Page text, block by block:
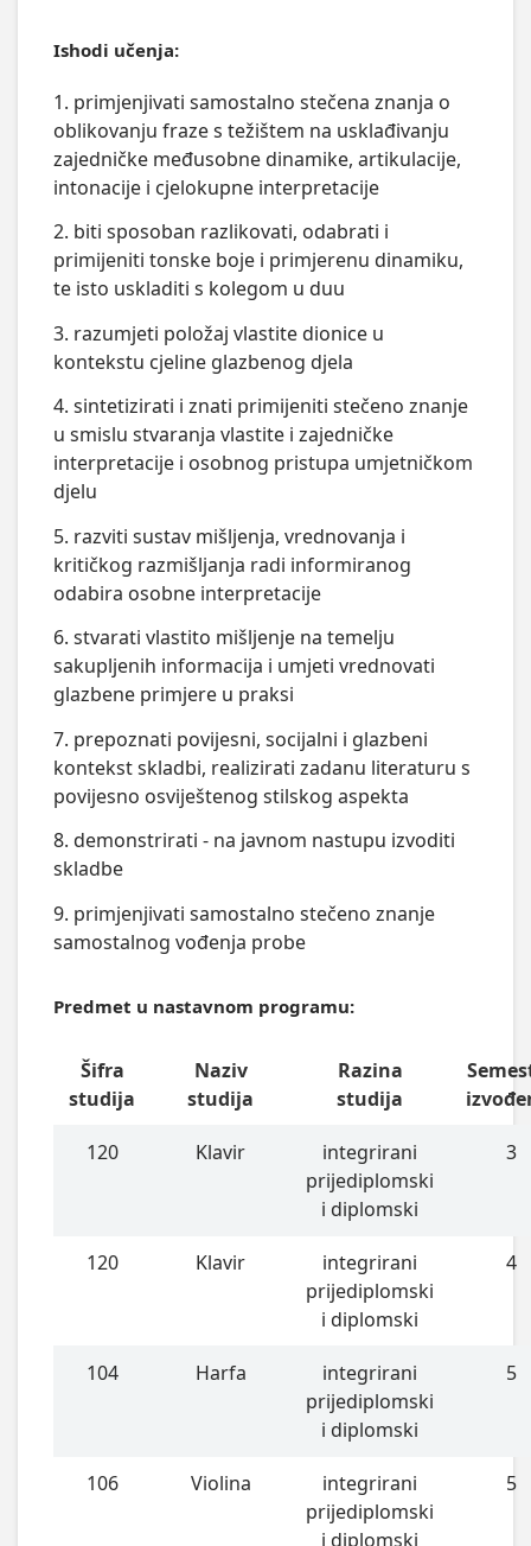
Ishodi učenja:
1. primjenjivati samostalno stečena znanja o
oblikovanju fraze s težištem na usklađivanju
zajedničke međusobne dinamike, artikulacije,
intonacije i cjelokupne interpretacije
2. biti sposoban razlikovati, odabrati i
primijeniti tonske boje i primjerenu dinamiku,
te isto uskladiti s kolegom u duu
3. razumjeti položaj vlastite dionice u
kontekstu cjeline glazbenog djela
4. sintetizirati i znati primijeniti stečeno znanje
u smislu stvaranja vlastite i zajedničke
interpretacije i osobnog pristupa umjetničkom
djelu
5. razviti sustav mišljenja, vrednovanja i
kritičkog razmišljanja radi informiranog
odabira osobne interpretacije
6. stvarati vlastito mišljenje na temelju
sakupljenih informacija i umjeti vrednovati
glazbene primjere u praksi
7. prepoznati povijesni, socijalni i glazbeni
kontekst skladbi, realizirati zadanu literaturu s
povijesno osviještenog stilskog aspekta
8. demonstrirati - na javnom nastupu izvoditi
skladbe
9. primjenjivati samostalno stečeno znanje
samostalnog vođenja probe
Predmet u nastavnom programu:
Šifra
studija
Naziv
studija
Razina
studija
120 Klavir
integrirani
prijediplomski
i diplomski
3
120 Klavir
integrirani
prijediplomski
i diplomski
4
104 Harfa
integrirani
prijediplomski
i diplomski
5
106 Violina
integrirani
prijediplomski
i diplomski
5